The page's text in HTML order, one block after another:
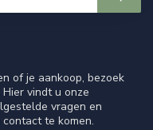
of je aankoop, bezoek
vindt u onze
vragen en
te komen.